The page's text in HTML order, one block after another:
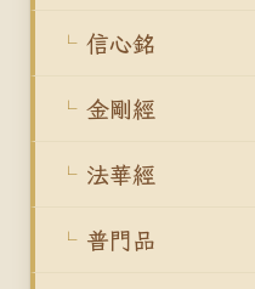
信心銘
金剛經
法華經
普門品